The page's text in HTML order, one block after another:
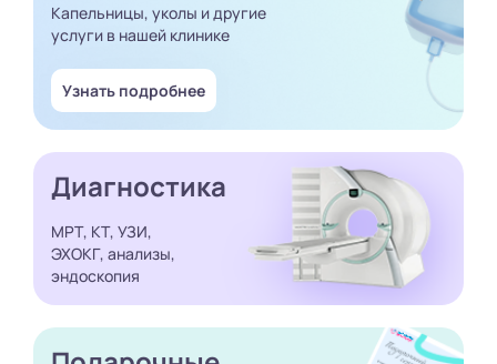
Капельницы, уколы и другие
услуги в нашей клинике
Узнать подробнее
Диагностика
МРТ, КТ, УЗИ,
ЭХОКГ, анализы,
эндоскопия